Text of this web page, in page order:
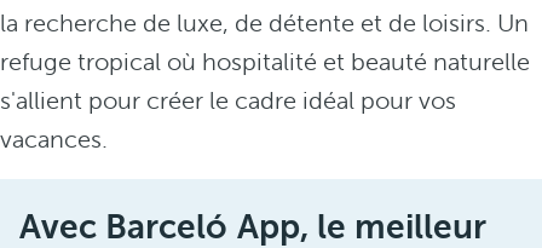
la recherche de luxe, de détente et de loisirs. Un
refuge tropical où hospitalité et beauté naturelle
s'allient pour créer le cadre idéal pour vos
vacances.
Avec Barceló App, le meilleur